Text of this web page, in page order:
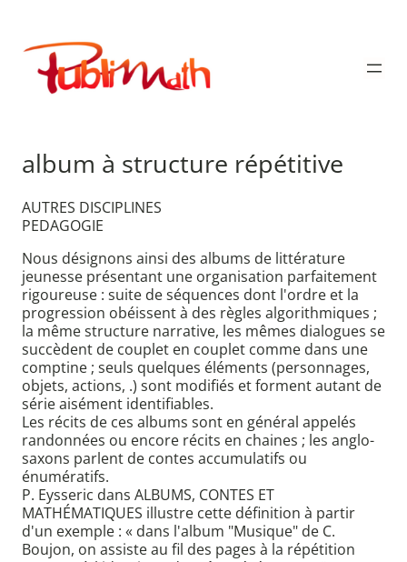
contenu
Publimath
album à structure répétitive
AUTRES DISCIPLINES
PEDAGOGIE
Nous désignons ainsi des albums de littérature
jeunesse présentant une organisation parfaitement
rigoureuse : suite de séquences dont l'ordre et la
progression obéissent à des règles algorithmiques ;
la même structure narrative, les mêmes dialogues se
succèdent de couplet en couplet comme dans une
comptine ; seuls quelques éléments (personnages,
objets, actions, .) sont modifiés et forment autant de
série aisément identifiables.
Les récits de ces albums sont en général appelés
randonnées ou encore récits en chaines ; les anglo-
saxons parlent de contes accumulatifs ou
énumératifs.
P. Eysseric dans ALBUMS, CONTES ET
MATHÉMATIQUES illustre cette définition à partir
d'un exemple : « dans l'album "Musique" de C.
Boujon, on assiste au fil des pages à la répétition